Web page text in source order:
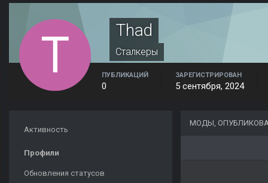
Thad
Сталкеры
ПУБЛИКАЦИЙ
0
ЗАРЕГИСТРИРОВАН
5 сентября, 2024
Активность
Профили
Обновления статусов
МОДЫ,